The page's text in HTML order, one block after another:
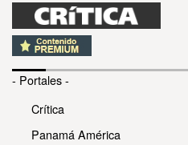
- Portales -
Crítica
Panamá América